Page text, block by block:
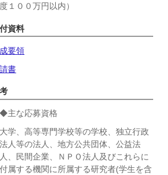
１００万円以内）
資料
要領
書
◆主な応募資格
大学、高等専門学校等の学校、独立行政
法人等の法人、地方公共団体、公益法
人、民間企業、ＮＰＯ法人及びこれらに
付属する機関に所属する研究者(学生を含